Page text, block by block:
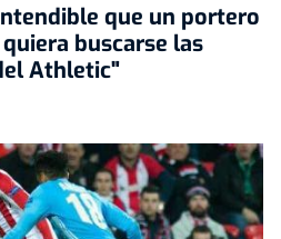
que un portero
buscarse las
Athletic"